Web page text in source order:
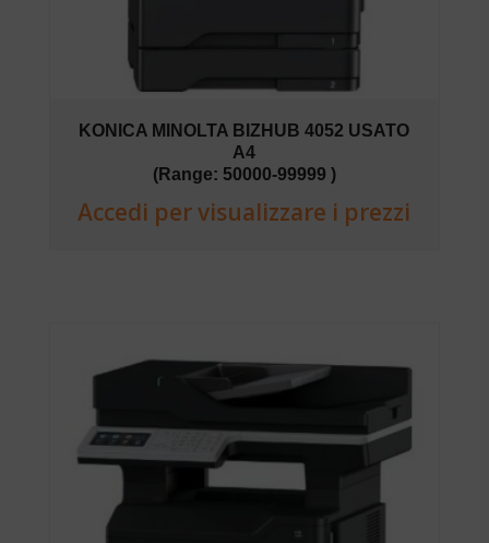
KONICA MINOLTA BIZHUB 4052 USATO
A4
(Range: 50000-99999 )
Accedi per visualizzare i prezzi